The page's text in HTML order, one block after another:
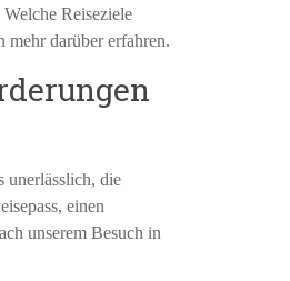
Reiseziele
mehr darüber erfahren.
unerlässlich, die
einen
unserem Besuch in